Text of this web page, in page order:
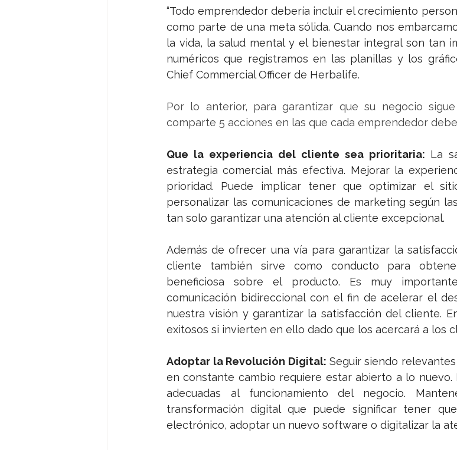
“Todo emprendedor debería incluir el crecimiento
como parte de una meta sólida. Cuando nos
la vida, la salud mental y el bienestar integral son tan
numéricos que registramos en las planillas y los
Chief Commercial Officer de Herbalife.
Por lo anterior, para garantizar que su negocio
comparte 5 acciones en las que cada emprendedor
Que la experiencia del cliente sea prioritaria: La
estrategia comercial más efectiva. Mejorar la
prioridad. Puede implicar tener que optimizar el
personalizar las comunicaciones de marketing según
tan solo garantizar una atención al cliente excepcional.
Además de ofrecer una vía para garantizar la
cliente también sirve como conducto para
beneficiosa sobre el producto. Es muy
comunicación bidireccional con el fin de acelerar el
nuestra visión y garantizar la satisfacción del cliente.
exitosos si invierten en ello dado que los acercará a los
Adoptar la Revolución Digital: Seguir siendo
en constante cambio requiere estar abierto a lo nuevo.
adecuadas al funcionamiento del negocio.
transformación digital que puede significar tener
electrónico, adoptar un nuevo software o digitalizar la